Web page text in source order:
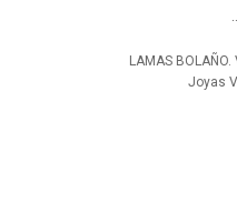
LAMAS
Joyas